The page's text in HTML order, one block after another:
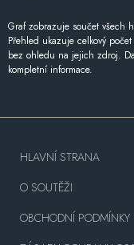
Graf zobrazuje součet všech
Přehled ukazuje celkový
bez ohledu na jejich zdroj.
kompletní informace.
HLAVNÍ STRANA
O SOUTĚŽI
OBCHODNÍ PODMÍNKY